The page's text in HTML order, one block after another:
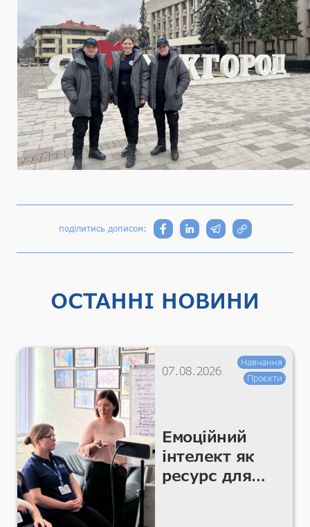
поділитись дописом:
ОСТАННІ НОВИНИ
07.08.2026
Навчання
Проєкти
Емоційний
інтелект як
ресурс для